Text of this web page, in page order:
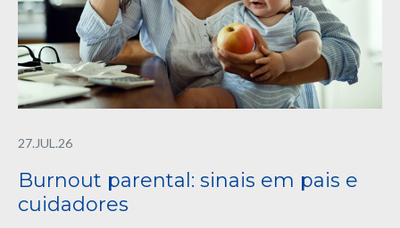
27.JUL.26
Burnout parental: sinais em pais e
cuidadores